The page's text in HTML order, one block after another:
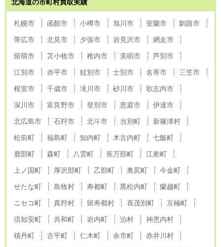
北海道の市町村買取実績
札幌市 函館市 小樽市 旭川市 室蘭市 釧路市
帯広市 北見市 夕張市 岩見沢市 網走市
留萌市 苫小牧市 稚内市 美唄市 芦別市
江別市 赤平市 紋別市 士別市 名寄市 三笠市
根室市 千歳市 滝川市 砂川市 歌志内市
深川市 富良野市 登別市 恵庭市 伊達市
北広島市 石狩市 北斗市 当別町 新篠津村
松前町 福島町 知内町 木古内町 七飯町
鹿部町 森町 八雲町 長万部町 江差町
上ノ国町 厚沢部町 乙部町 奥尻町 今金町
せたな町 島牧村 寿都町 黒松内町 蘭越町
ニセコ町 真狩村 留寿都村 喜茂別町 京極町
倶知安町 共和町 岩内町 泊村 神恵内村
積丹町 古平町 仁木町 余市町 赤井川村